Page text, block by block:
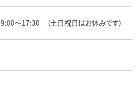
9:00～17:30 （土日祝日はお休みです）